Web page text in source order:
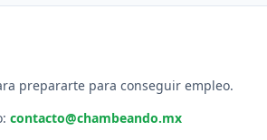
prepararte para conseguir empleo.
contacto@chambeando.mx